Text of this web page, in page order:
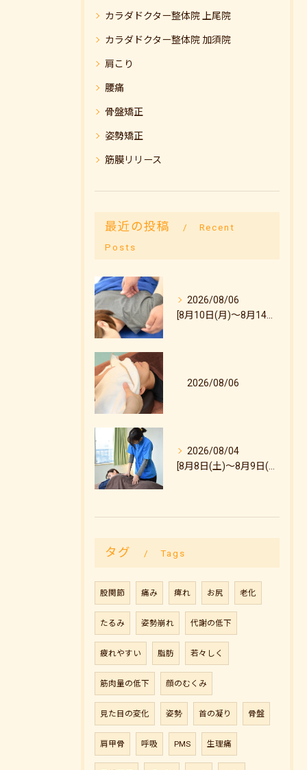
カラダドクター整体院 上尾院
カラダドクター整体院 加須院
肩こり
腰痛
骨盤矯正
姿勢矯正
筋膜リリース
最近の投稿
Recent
Posts
2026/08/06
2026/08/06
2026/08/04
タグ Tags
股関節 痛み 痺れ お尻 老化
たるみ 姿勢崩れ 代謝の低下
疲れやすい 脂肪 若々しく
筋肉量の低下 顔のむくみ
見た目の変化 姿勢 首の凝り 骨盤
肩甲骨 呼吸 PMS 生理痛